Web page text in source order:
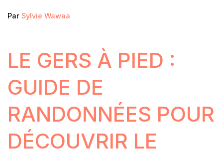
Par Sylvie Wawaa
LE GERS À PIED :
GUIDE DE
RANDONNÉES POUR
DÉCOUVRIR LE